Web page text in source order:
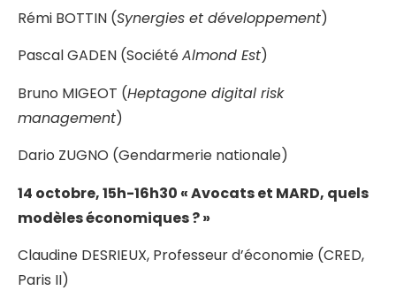
Rémi BOTTIN (Synergies et développement)
Pascal GADEN (SociétéAlmond Est)
Bruno MIGEOT (Heptagone digital risk
management)
Dario ZUGNO (Gendarmerie nationale)
14 octobre, 15h-16h30 « Avocats et MARD, quels
modèles économiques ? »
Claudine DESRIEUX, Professeur d’économie (CRED,
Paris II)